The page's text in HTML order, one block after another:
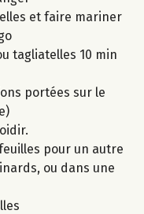
et faire mariner
tagliatelles 10 min
portées sur le
pour un autre
ou dans une